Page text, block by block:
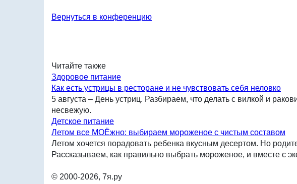
Вернуться в конференцию
Читайте также
Здоровое питание
Как есть устрицы в ресторане и не чувствовать себя неловко
5 августа – День устриц. Разбираем, что делать с вилкой и
несвежую.
Детское питание
Летом все МОЁжно: выбираем мороженое с чистым составом
Летом хочется порадовать ребенка вкусным десертом. Но
Рассказываем, как правильно выбрать мороженое, и вместе с
© 2000-2026, 7я.ру